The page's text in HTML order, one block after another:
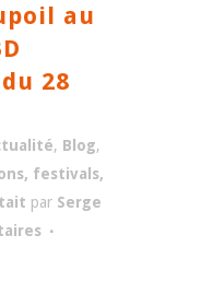
au
28
, Blog,
festivals,
par Serge